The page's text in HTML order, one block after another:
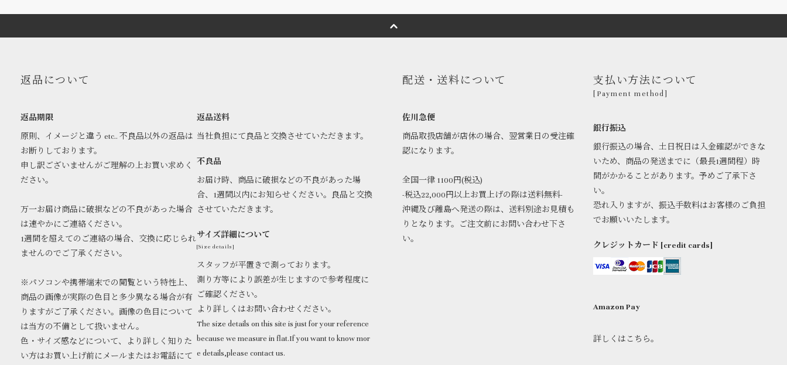
返品について
返品期限
原則、イメージと違う etc.. 不良品以外の返品は
お断りしております。
申し訳ございませんがご理解の上お買い求めく
ださい。
万一お届け商品に破損などの不良があった場合
は速やかにご連絡ください。
1週間を超えてのご連絡の場合、交換に応じられ
ませんのでご了承ください。
※パソコンや携帯端末での閲覧という特性上、
商品の画像が実際の色目と多少異なる場合が有
りますがご了承ください。画像の色目について
は当方の不備として扱いません。
色・サイズ感などについて、より詳しく知りた
い方はお買い上げ前にメールまたはお電話にて
返品送料
当社負担にて良品と交換させていただきます。
不良品
お届け時、商品に破損などの不良があった場
合、1週間以内にお知らせください。良品と交換
させていただきます。
サイズ詳細について
[Size details]
スタッフが平置きで測っております。
測り方等により誤差が生じますので参考程度に
ご確認ください。
より詳しくはお問い合わせください。
The size details on this site is just for your reference
because we measure in flat.If you want to know mor
e details,please contact us.
配送・送料について
佐川急便
商品取扱店舗が店休の場合、翌営業日の受注確
認になります。
全国一律 1100円(税込)
-税込22,000円以上お買上げの際は送料無料-
沖縄及び離島へ発送の際は、送料別途お見積も
りとなります。ご注文前にお問い合わせ下さ
い。
支払い方法について
[Payment method]
銀行振込
銀行振込の場合、土日祝日は入金確認ができな
いため、商品の発送までに（最長1週間程）時
間がかかることがあります。予めご了承下さ
い。
恐れ入りますが、振込手数料はお客様のご負担
でお願いいたします。
クレジットカード [credit cards]
Amazon Pay
詳しくはこちら。